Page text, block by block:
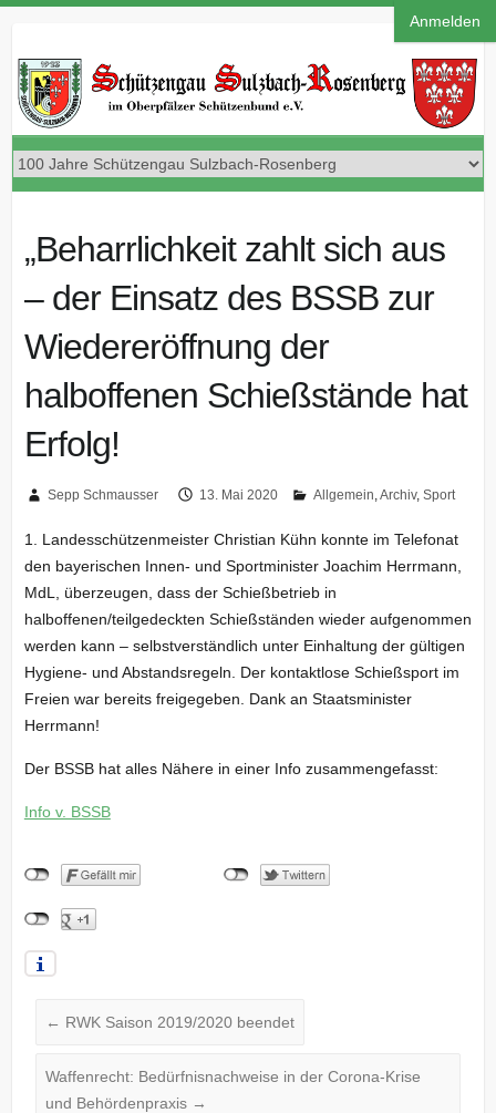
Anmelden
„Beharrlichkeit zahlt sich aus
– der Einsatz des BSSB zur
Wiedereröffnung der
halboffenen Schießstände hat
Erfolg!
Sepp Schmausser 13. Mai 2020 Allgemein,Archiv, Sport
1. Landesschützenmeister Christian Kühn konnte im Telefonat
den bayerischen Innen- und Sportminister Joachim Herrmann,
MdL, überzeugen, dass der Schießbetrieb in
halboffenen/teilgedeckten Schießständen wieder aufgenommen
werden kann – selbstverständlich unter Einhaltung der gültigen
Hygiene- und Abstandsregeln. Der kontaktlose Schießsport im
Freien war bereits freigegeben. Dank an Staatsminister
Herrmann!
Der BSSB hat alles Nähere in einer Info zusammengefasst:
Info v. BSSB
← RWK Saison 2019/2020 beendet
Waffenrecht: Bedürfnisnachweise in der Corona-Krise
und Behördenpraxis →